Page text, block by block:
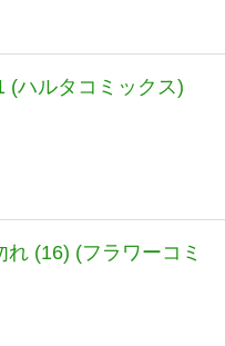
(ハルタコミックス)
れ (16) (フラワーコミ